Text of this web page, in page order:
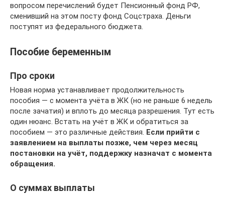
вопросом перечислений будет Пенсионный фонд РФ,
сменивший на этом посту фонд Соцстраха. Деньги
поступят из федерального бюджета.
Пособие беременным
Про сроки
Новая норма устанавливает продолжительность
пособия — с момента учёта в ЖК (но не раньше 6 недель
после зачатия) и вплоть до месяца разрешения. Тут есть
один нюанс. Встать на учёт в ЖК и обратиться за
пособием — это различные действия. Если прийти с
заявлением на выплаты позже, чем через месяц
постановки на учёт, поддержку назначат с момента
обращения.
О суммах выплаты